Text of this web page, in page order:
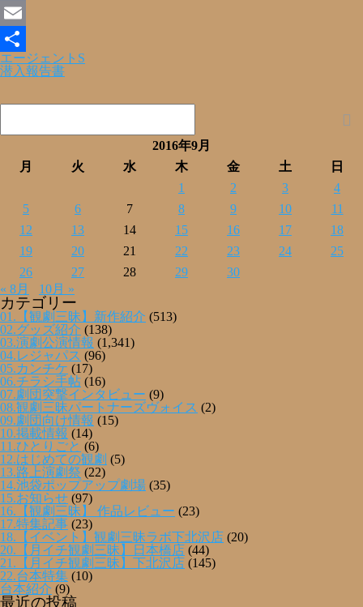
Facebook
Email
共
エージェントS
潜入報告書
2016年9月
月
火 水 木 金 土
日
1
2 3
4
5
6 7 8 9 10
11
12
13 14 15 16 17
18
19
20 21 22 23 24
25
26
27 28 29
30
« 8月
10月 »
カテゴリー
01.【観劇三昧】新作紹介 (513)
02.グッズ紹介 (138)
03.演劇公演情報 (1,341)
04.レジャパス (96)
05.カンチケ (17)
06.チラシ手帖 (16)
07.劇団突撃インタビュー (9)
08.観劇三昧パートナーズヴォイス (2)
09.劇団向け情報 (15)
10.掲載情報 (14)
11.ひとりごと (6)
12.はじめての観劇 (5)
13.路上演劇祭 (22)
14.池袋ポップアップ劇場 (35)
15.お知らせ (97)
16.【観劇三昧】 作品レビュー (23)
17.特集記事 (23)
18.【イベント】観劇三昧ラボ下北沢店 (20)
20.【月イチ観劇三昧】日本橋店 (44)
21.【月イチ観劇三昧】下北沢店 (145)
22.台本特集 (10)
台本紹介 (9)
最近の投稿